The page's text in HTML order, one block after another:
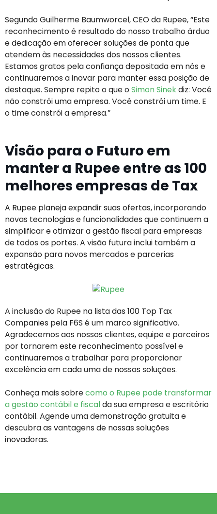
Segundo Guilherme Baumworcel, CEO da Rupee, “Este
reconhecimento é resultado do nosso trabalho árduo
e dedicação em oferecer soluções de ponta que
atendem às necessidades dos nossos clientes.
Estamos gratos pela confiança depositada em nós e
continuaremos a inovar para manter essa posição de
destaque. Sempre repito o que oSimon Sinekdiz: Você
não constrói uma empresa. Você constrói um time. E
o time constrói a empresa.”
Visão para o Futuro em
manter a Rupee entre as 100
melhores empresas de Tax
A Rupee planeja expandir suas ofertas, incorporando
novas tecnologias e funcionalidades que continuem a
simplificar e otimizar a gestão fiscal para empresas
de todos os portes. A visão futura inclui também a
expansão para novos mercados e parcerias
estratégicas.
A inclusão do Rupee na lista das 100 Top Tax
Companies pela F6S é um marco significativo.
Agradecemos aos nossos clientes, equipe e parceiros
por tornarem este reconhecimento possível e
continuaremos a trabalhar para proporcionar
excelência em cada uma de nossas soluções.
Conheça mais sobrecomo o Rupee pode transformar
a gestão contábil e fiscalda sua empresa e escritório
contábil. Agende uma demonstração gratuita e
descubra as vantagens de nossas soluções
inovadoras.